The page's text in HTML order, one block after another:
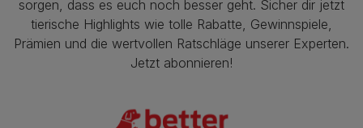
sorgen, dass es euch noch besser geht. Sicher dir jetzt
tierische Highlights wie tolle Rabatte, Gewinnspiele,
Prämien und die wertvollen Ratschläge unserer Experten.
Jetzt abonnieren!